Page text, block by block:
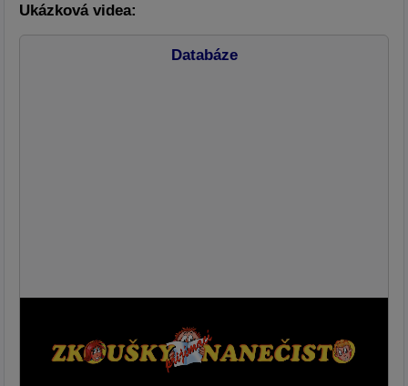
Ukázková videa:
Databáze